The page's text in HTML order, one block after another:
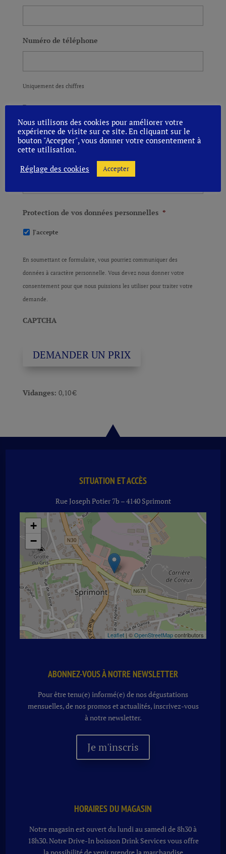
Numéro de téléphone
Uniquement des chiffres
Remarque
Protection de vos données personnelles *
J'accepte
En soumettant ce formulaire, vous pourriez communiquer des
données à caractère personnelle. Vous devez nous donner votre
consentement pour que nous puissions les utiliser pour traiter votre
demande.
CAPTCHA
DEMANDER UN PRIX
Vidanges: 0,10€
SITUATION ET ACCÈS
Rue Joseph Potier 7b – 4140 Sprimont
+
−
Leaflet| ©OpenStreetMapcontributors
ABONNEZ-VOUS À NOTRE NEWSLETTER
Pour être tenu(e) informé(e) de nos dégustations
mensuelles, de nos promos et actualités, inscrivez-vous
à notre newsletter.
Je m'inscris
HORAIRES DU MAGASIN
Notre magasin est ouvert du lundi au samedi de 8h30 à
18h30. NotreDrive-In boissonDrink Services vous offre
Nous utilisons des cookies pour améliorer votre
expérience de visite sur ce site. En cliquant sur le
bouton "Accepter", vous donner votre consentement à
cette utilisation.
Réglage des cookies
Accepter